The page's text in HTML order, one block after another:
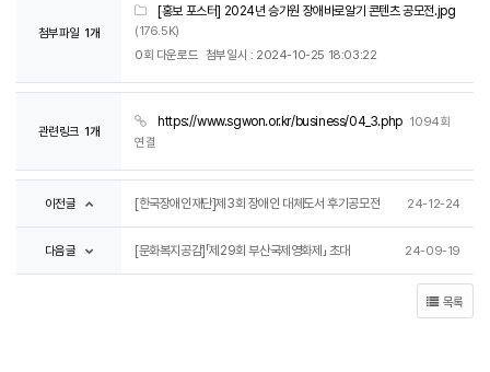
첨부파일 1개
[홍보 포스터] 2024년 승가원 장애바로알기 콘텐츠 공모전.jpg
(176.5K)
0회 다운로드 첨부일시 : 2024-10-25 18:03:22
관련링크 1개
https://www.sgwon.or.kr/business/04_3.php 1094회
연결
이전글 [한국장애인재단]제3회 장애인 대체도서 후기공모전 24-12-24
다음글 [문화복지공감]「제29회 부산국제영화제」 초대 24-09-19
목록